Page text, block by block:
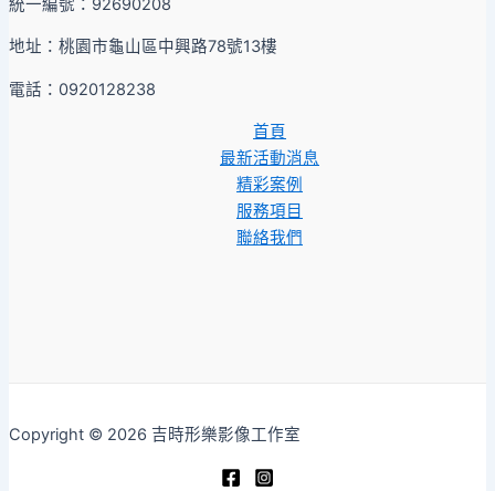
地址：桃園市龜山區中興路78號13樓
電話：0920128238
首頁
最新活動消息
精彩案例
服務項目
聯絡我們
Copyright © 2026 吉時形樂影像工作室